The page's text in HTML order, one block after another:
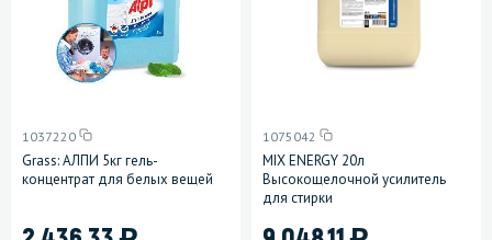
1037220
Grass: АЛПИ 5кг гель-
концентрат для белых вещей
1075042
MIX ENERGY 20л
Высокощелочной усилитель
для стирки